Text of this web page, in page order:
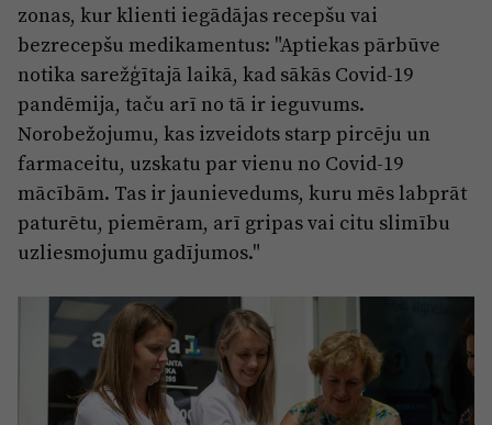
zonas, kur klienti iegādājas recepšu vai
bezrecepšu medikamentus: "Aptiekas pārbūve
notika sarežģītajā laikā, kad sākās Covid-19
pandēmija, taču arī no tā ir ieguvums.
Norobežojumu, kas izveidots starp pircēju un
farmaceitu, uzskatu par vienu no Covid-19
mācībām. Tas ir jaunievedums, kuru mēs labprāt
paturētu, piemēram, arī gripas vai citu slimību
uzliesmojumu gadījumos."